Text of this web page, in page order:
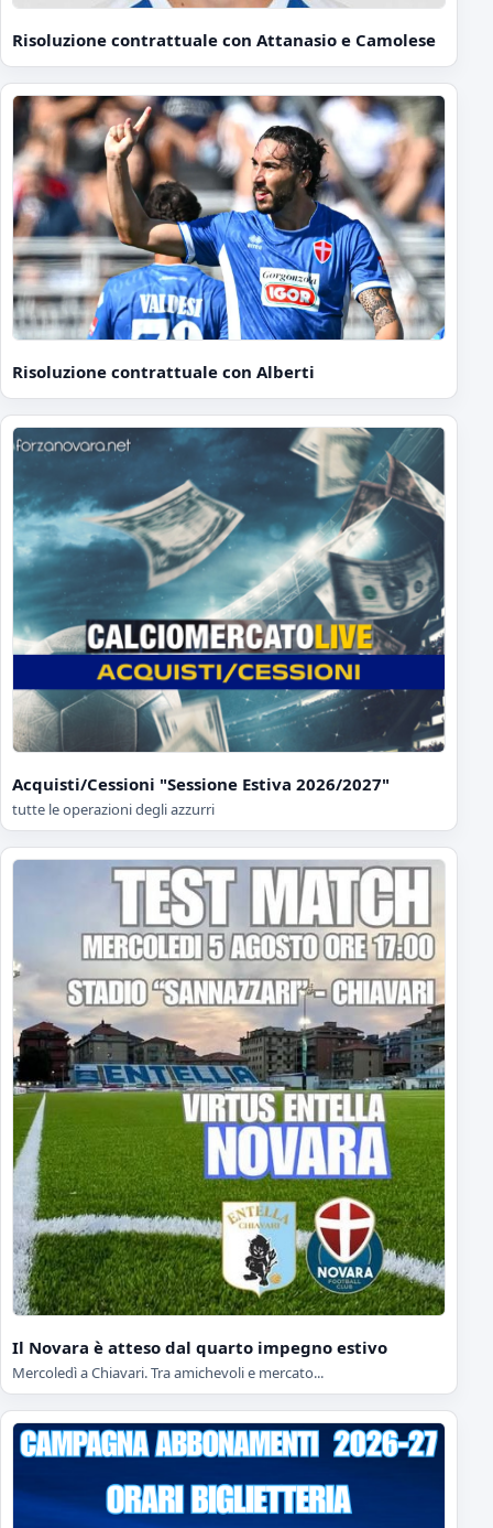
Risoluzione contrattuale con Attanasio e Camolese
Risoluzione contrattuale con Alberti
Acquisti/Cessioni "Sessione Estiva 2026/2027"
tutte le operazioni degli azzurri
Il Novara è atteso dal quarto impegno estivo
Mercoledì a Chiavari. Tra amichevoli e mercato...